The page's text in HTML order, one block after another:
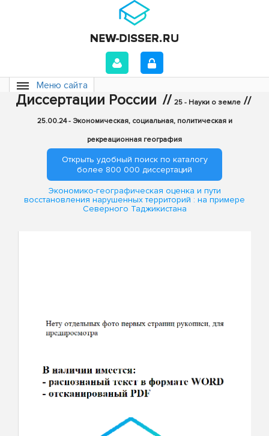
Меню сайта
Диссертации России // 25 - Науки о земле //
25.00.24 - Экономическая, социальная, политическая и
рекреационная география
Открыть удобный поиск по каталогу
более 800 000 диссертаций
Экономико-географическая оценка и пути
восстановления нарушенных территорий : на примере
Северного Таджикистана